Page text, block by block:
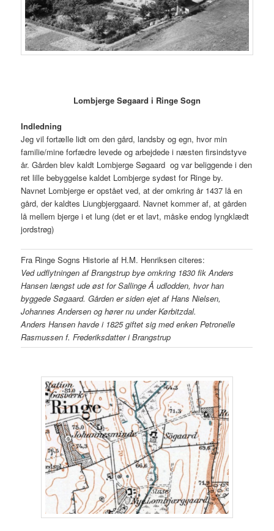
Lombjerge Søgaard i Ringe Sogn
Indledning
Jeg vil fortælle lidt om den gård, landsby og egn, hvor min
familie/mine forfædre levede og arbejdede i næsten firsindstyve
år. Gården blev kaldt Lombjerge Søgaard og var beliggende i den
ret lille bebyggelse kaldet Lombjerge sydøst for Ringe by.
Navnet Lombjerge er opstået ved, at der omkring år 1437 lå en
gård, der kaldtes Liungbjerggaard. Navnet kommer af, at gården
lå mellem bjerge i et lung (det er et lavt, måske endog lyngklædt
jordstrøg)
Fra Ringe Sogns Historie af H.M. Henriksen citeres:
Ved udflytningen af Brangstrup bye omkring 1830 fik Anders
Hansen længst ude øst for Sallinge Å udlodden, hvor han
byggede Søgaard. Gården er siden ejet af Hans Nielsen,
Johannes Andersen og hører nu under Kørbitzdal.
Anders Hansen havde i 1825 giftet sig med enken Petronelle
Rasmussen f. Frederiksdatter i Brangstrup